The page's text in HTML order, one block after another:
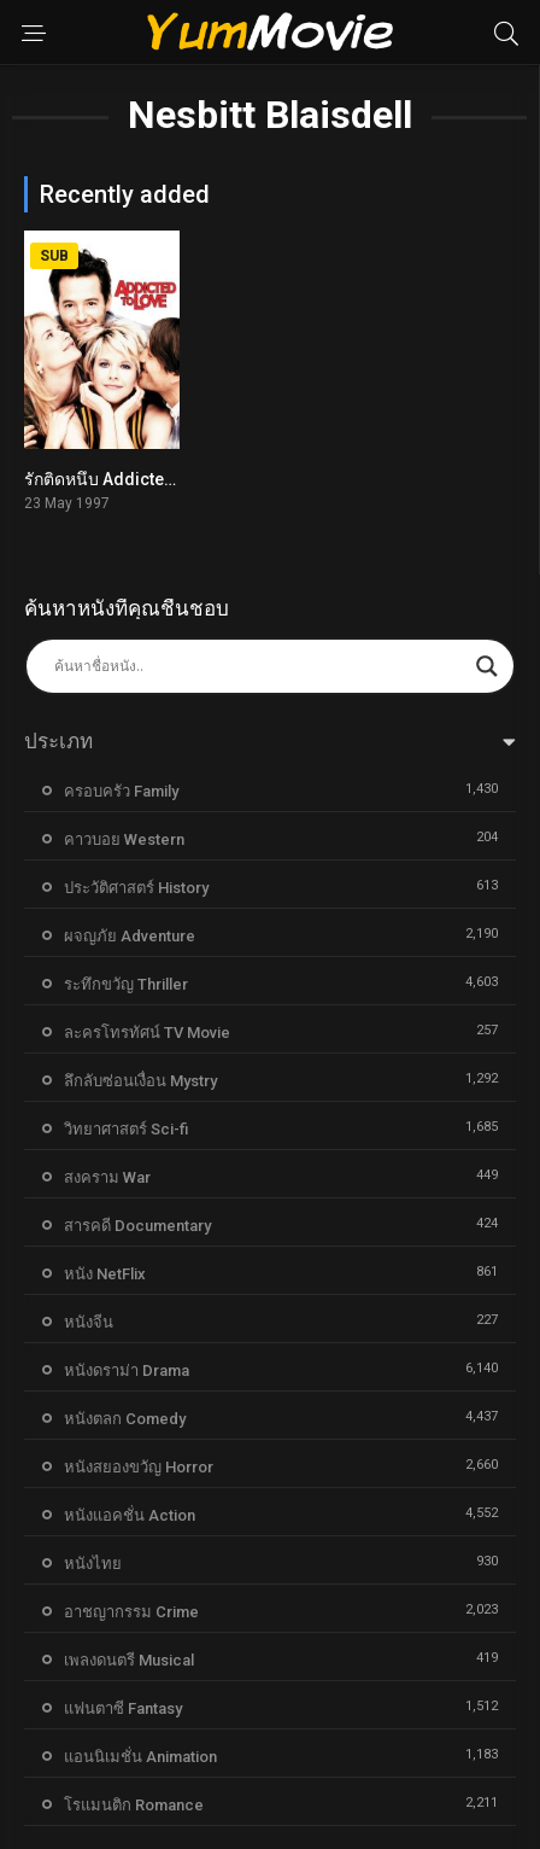
Nesbitt Blaisdell
Recently added
6.1
SUB
รักติดหนึบ Addicted to Love (1997)
23 May 1997
ค้นหาหนังที่คุณชื่นชอบ
ประเภท
ครอบครัว Family 1,430
คาวบอย Western 204
ประวัติศาสตร์ History 613
ผจญภัย Adventure 2,190
ระทึกขวัญ Thriller 4,603
ละครโทรทัศน์ TV Movie 257
ลึกลับซ่อนเงื่อน Mystry 1,292
วิทยาศาสตร์ Sci-fi 1,685
สงคราม War 449
สารคดี Documentary 424
หนัง NetFlix 861
หนังจีน 227
หนังดราม่า Drama 6,140
หนังตลก Comedy 4,437
หนังสยองขวัญ Horror 2,660
หนังแอคชั่น Action 4,552
หนังไทย 930
อาชญากรรม Crime 2,023
เพลงดนตรี Musical 419
แฟนตาซี Fantasy 1,512
แอนนิเมชั่น Animation 1,183
โรแมนติก Romance 2,211